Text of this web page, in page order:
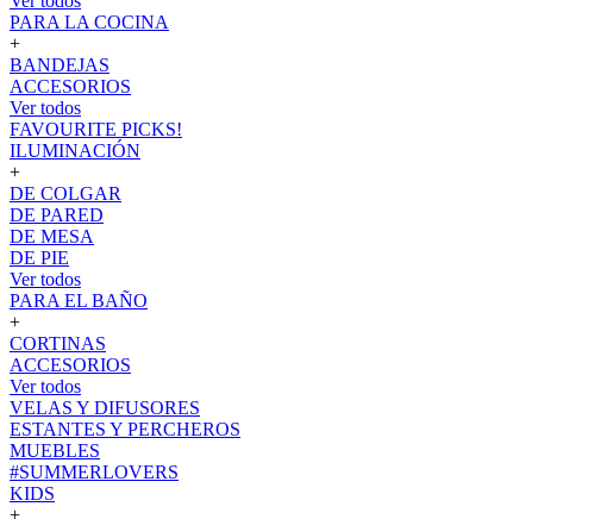
PARA LA COCINA
+
BANDEJAS
ACCESORIOS
Ver todos
FAVOURITE PICKS!
ILUMINACIÓN
+
DE COLGAR
DE PARED
DE MESA
DE PIE
Ver todos
PARA EL BAÑO
+
CORTINAS
ACCESORIOS
Ver todos
VELAS Y DIFUSORES
ESTANTES Y PERCHEROS
MUEBLES
#SUMMERLOVERS
KIDS
+